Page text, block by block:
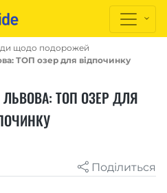
щодо подорожей
ТОП озер для відпочинку
ЛЬВОВА: ТОП ОЗЕР ДЛЯ
Поділиться